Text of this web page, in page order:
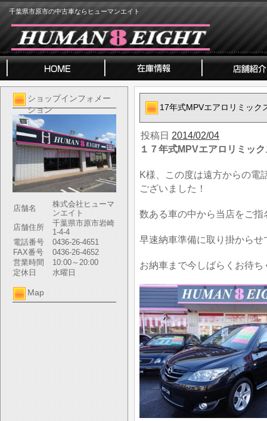
千葉県市原市の中古車ならヒューマンエイト
ショップインフォメー
ション
店舗名
株式会社ヒューマ
ンエイト
店舗住所
千葉県市原市岩崎
1-4-4
電話番号
0436-26-4651
FAX番号
0436-26-4652
営業時間
10:00～20:00
定休日
水曜日
Map
17年式MPVエアロリミッ
投稿日 2014/02/04
１７年式MPVエアロリミッ
K様、この度は遠方からの電
ございました！
数ある車の中から当店をご
早速納車準備に取り掛からせ
お納車まで今しばらくお待ち